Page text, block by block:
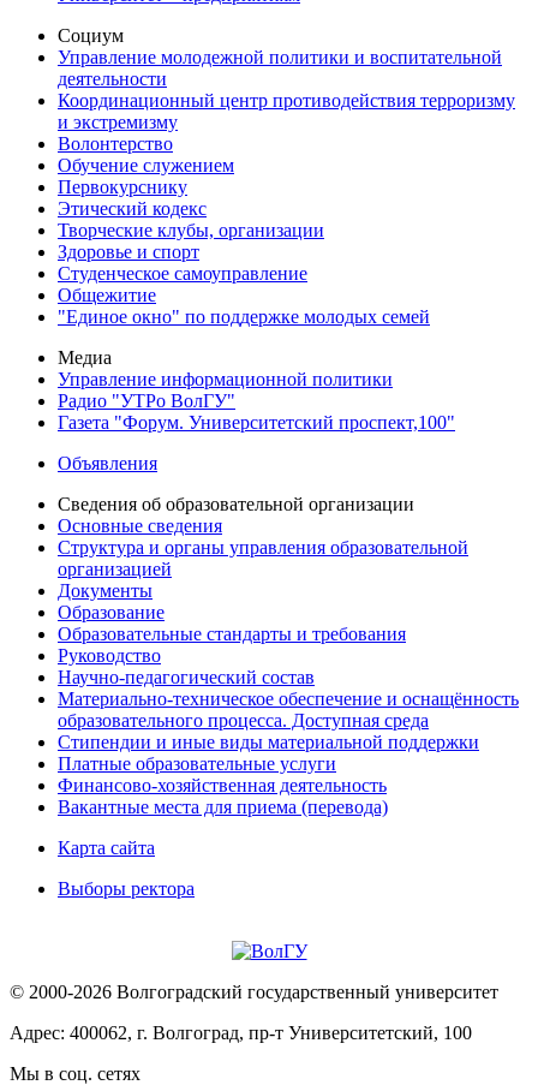
Социум
Управление молодежной политики и воспитательной
деятельности
Координационный центр противодействия терроризму
и экстремизму
Волонтерство
Обучение служением
Первокурснику
Этический кодекс
Творческие клубы, организации
Здоровье и спорт
Студенческое самоуправление
Общежитие
"Единое окно" по поддержке молодых семей
Медиа
Управление информационной политики
Радио "УТРо ВолГУ"
Газета "Форум. Университетский проспект,100"
Объявления
Сведения об образовательной организации
Основные сведения
Структура и органы управления образовательной
организацией
Документы
Образование
Образовательные стандарты и требования
Руководство
Научно-педагогический состав
Материально-техническое обеспечение и оснащённость
образовательного процесса. Доступная среда
Стипендии и иные виды материальной поддержки
Платные образовательные услуги
Финансово-хозяйственная деятельность
Вакантные места для приема (перевода)
Карта сайта
Выборы ректора
© 2000-2026 Волгоградский государственный университет
Адрес: 400062, г. Волгоград, пр-т Университетский, 100
Мы в соц. сетях